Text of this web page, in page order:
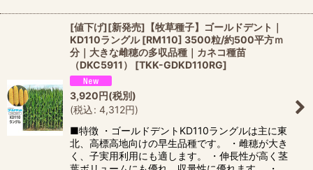
[値下げ][新発売]【牧草種子】ゴールドデント｜
KD110ラングル [RM110] 3500粒/約500平方ｍ
分｜大きな雌穂の多収品種｜カネコ種苗
（DKC5911）
[TKK-GDKD110RG]
3,920円(税別)
(税込: 4,312円)
■特徴 ・ゴールドデントKD110ラングルは主に東
北、高標高地向けの早生品種です。 ・雌穂が大き
く、子実用利用にも適します。 ・伸長性が高く茎